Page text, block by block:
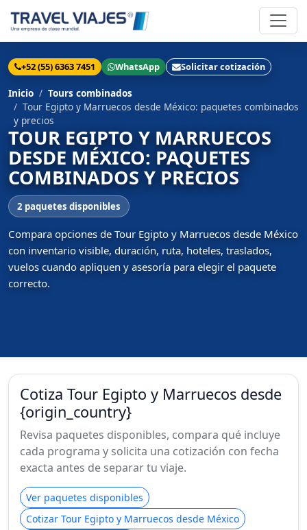
+52 (55) 6363 7451 WhatsApp Solicitar cotización
Inicio
Tours combinados
Tour Egipto y Marruecos desde México: paquetes combinados
y precios
TOUR EGIPTO Y MARRUECOS
DESDE MÉXICO: PAQUETES
COMBINADOS Y PRECIOS
2 paquetes disponibles
Compara opciones de Tour Egipto y Marruecos desde México
con inventario visible, duración, ruta, hoteles, traslados,
vuelos cuando apliquen y asesoría para elegir el paquete
correcto.
Cotiza Tour Egipto y Marruecos desde
{origin_country}
Revisa paquetes disponibles, compara qué incluye
cada programa y solicita una cotización con fecha
exacta antes de separar tu viaje.
Ver paquetes disponibles
Cotizar Tour Egipto y Marruecos desde México